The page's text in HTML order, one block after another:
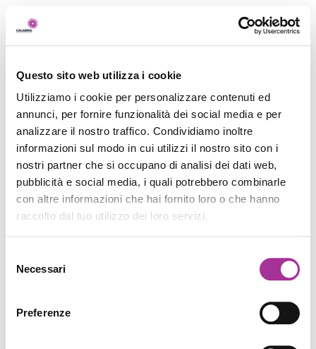
Questo sito web utilizza i cookie
Utilizziamo i cookie per personalizzare contenuti ed
annunci, per fornire funzionalità dei social media e per
analizzare il nostro traffico. Condividiamo inoltre
informazioni sul modo in cui utilizzi il nostro sito con i
nostri partner che si occupano di analisi dei dati web,
pubblicità e social media, i quali potrebbero combinarle
con altre informazioni che hai fornito loro o che hanno
raccolto dal tuo utilizzo dei loro servizi.
delNecessari
Preferenze